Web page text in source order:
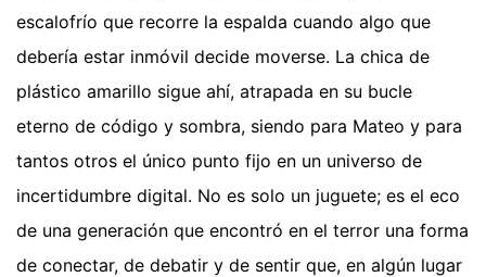
escalofrío que recorre la espalda cuando algo que
debería estar inmóvil decide moverse. La chica de
plástico amarillo sigue ahí, atrapada en su bucle
eterno de código y sombra, siendo para Mateo y para
tantos otros el único punto fijo en un universo de
incertidumbre digital. No es solo un juguete; es el eco
de una generación que encontró en el terror una forma
de conectar, de debatir y de sentir que, en algún lugar